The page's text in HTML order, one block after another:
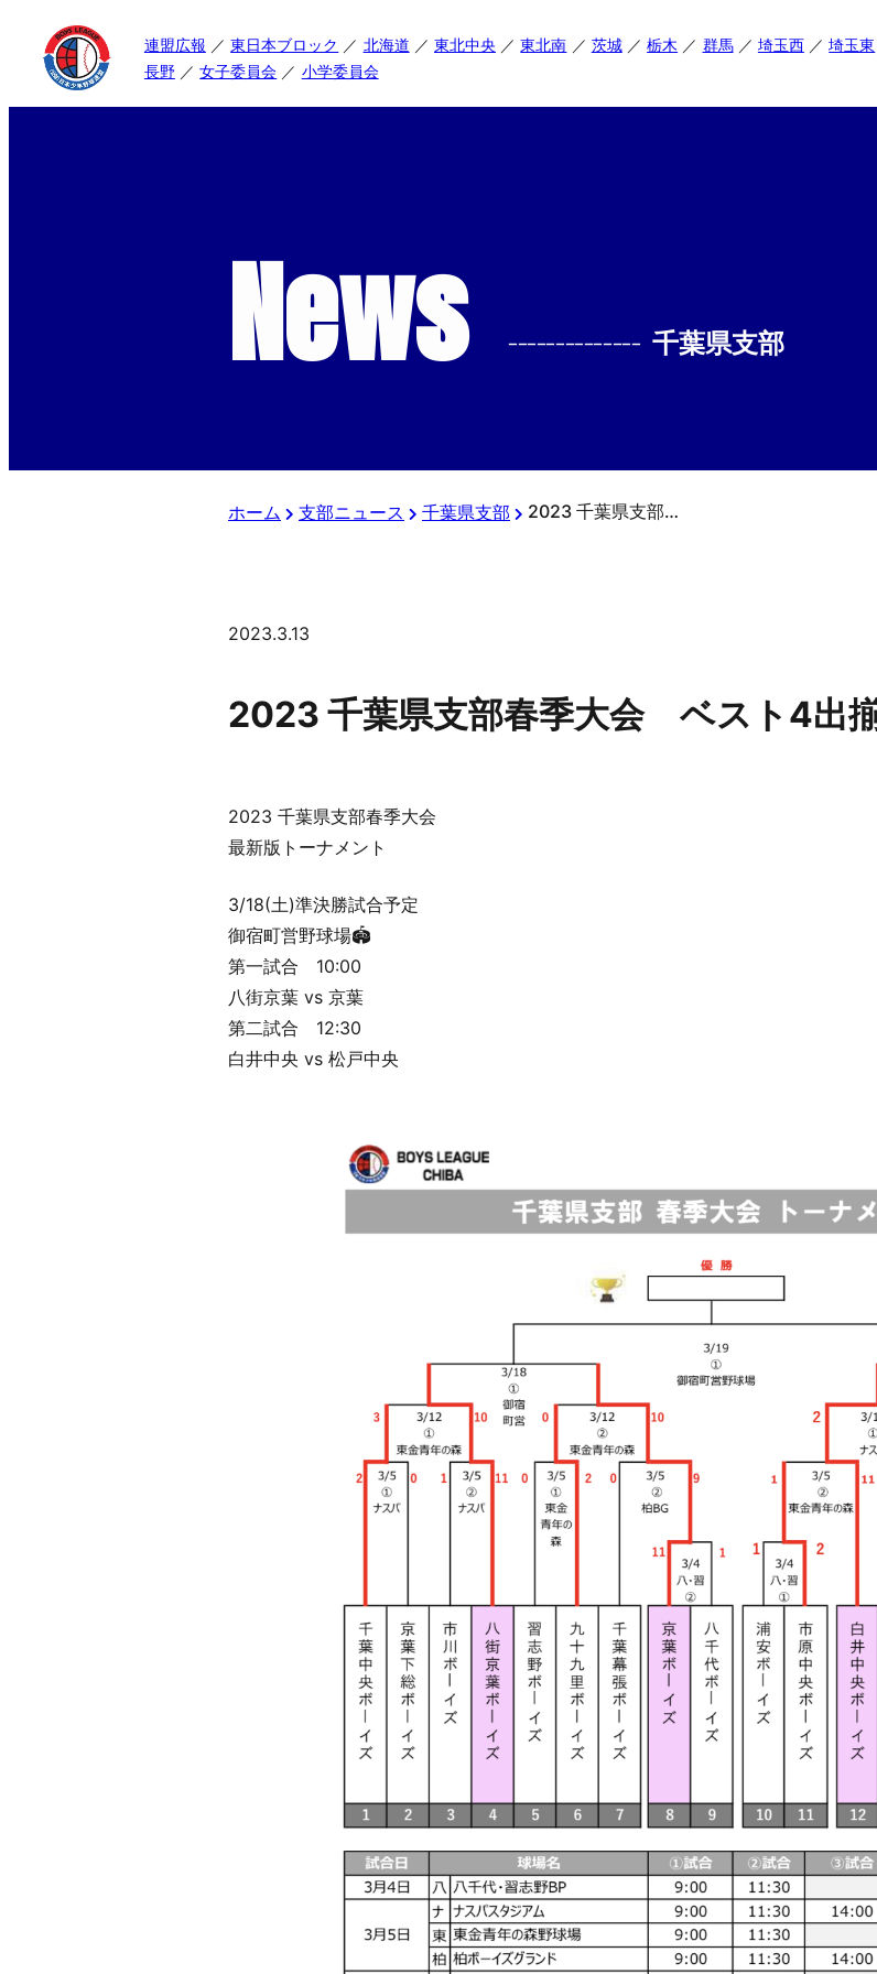
連盟広報 東日本ブロック 北海道 東北中央 東北南 茨城 栃木 群馬 埼玉西 埼玉東
長野
女子委員会 小学委員会
News -------------- 千葉県支部
ホーム 支部ニュース 千葉県支部 2023 千葉県支部春季大会 ベスト4出揃う❗️
2023.3.13
2023 千葉県支部春季大会 ベスト4出揃
2023 千葉県支部春季大会
最新版トーナメント
3/18(土)準決勝試合予定
御宿町営野球場🏟
第一試合 10:00
八街京葉 vs 京葉
第二試合 12:30
白井中央 vs 松戸中央